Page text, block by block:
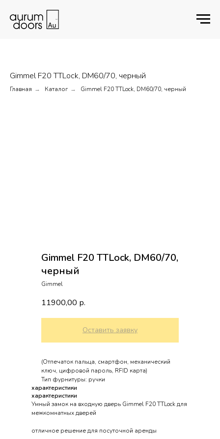
Gimmel F20 TTLock, DM60/70, черный
Главная → Каталог → Gimmel F20 TTLock, DM60/70, черный
Gimmel F20 TTLock, DM60/70,
черный
Gimmel
11900,00 р.
Оставить заявку
(Отпечаток пальца, смартфон, механический
ключ, цифровой пароль, RFID карта)
Тип фурнитуры: ручки
характеристики
характеристики
Умный замок на входную дверь Gimmel F20 TTLock для
межкомнатных дверей
отличное решение для посуточной аренды